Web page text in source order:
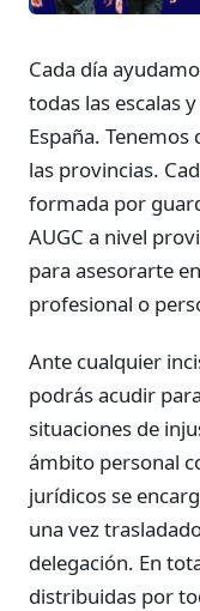
Cada día
todas las escalas
España.
las provincias.
formada por
AUGC a nivel
para asesorarte
profesional o
Ante cualquier
podrás acudir
situaciones de
ámbito personal
jurídicos se
una vez
delegación. En
distribuidas por